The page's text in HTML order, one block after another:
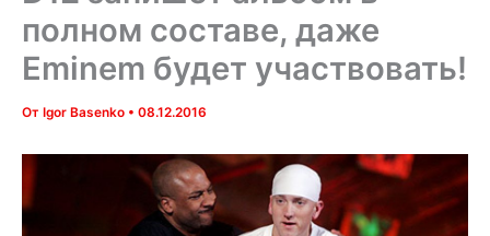
полном составе, даже
Eminem будет участвовать!
От Igor Basenko • 08.12.2016